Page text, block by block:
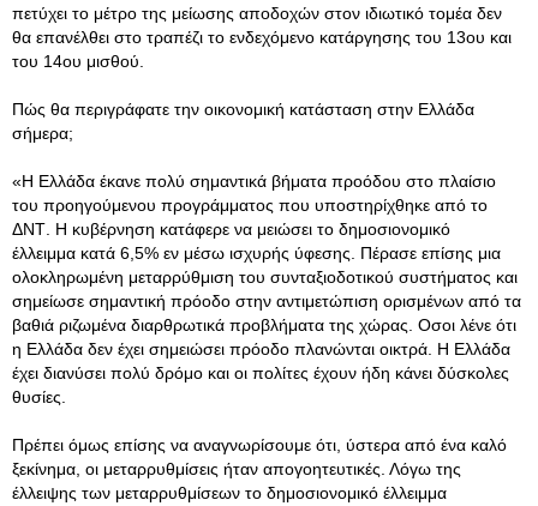
πετύχει το μέτρο της μείωσης αποδοχών στον ιδιωτικό τομέα δεν
θα επανέλθει στο τραπέζι το ενδεχόμενο κατάργησης του 13ου και
του 14ου μισθού.
Πώς θα περιγράφατε την οικονομική κατάσταση στην Ελλάδα
σήμερα;
«Η Ελλάδα έκανε πολύ σημαντικά βήματα προόδου στο πλαίσιο
του προηγούμενου προγράμματος που υποστηρίχθηκε από το
ΔΝΤ . Η κυβέρνηση κατάφερε να μειώσει το δημοσιονομικό
έλλειμμα κατά 6,5% εν μέσω ισχυρής ύφεσης. Πέρασε επίσης μια
ολοκληρωμένη μεταρρύθμιση του συνταξιοδοτικού συστήματος και
σημείωσε σημαντική πρόοδο στην αντιμετώπιση ορισμένων από τα
βαθιά ριζωμένα διαρθρωτικά προβλήματα της χώρας. Οσοι λένε ότι
η Ελλάδα δεν έχει σημειώσει πρόοδο πλανώνται οικτρά. Η Ελλάδα
έχει διανύσει πολύ δρόμο και oι πολίτες έχουν ήδη κάνει δύσκολες
θυσίες.
Πρέπει όμως επίσης να αναγνωρίσουμε ότι, ύστερα από ένα καλό
ξεκίνημα, οι μεταρρυθμίσεις ήταν απογοητευτικές. Λόγω της
έλλειψης των μεταρρυθμίσεων το δημοσιονομικό έλλειμμα